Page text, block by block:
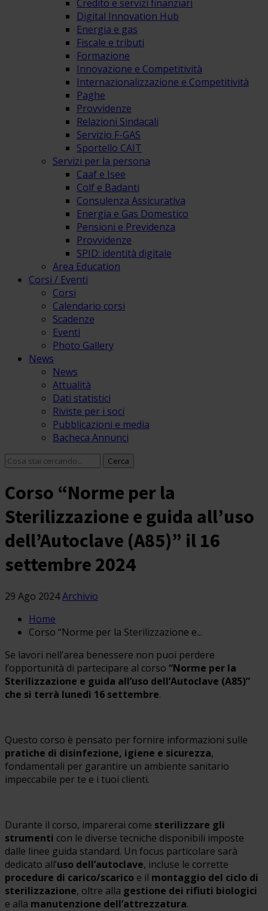
Credito e servizi finanziari
Digital Innovation Hub
Energia e gas
Fiscale e tributi
Formazione
Innovazione e Competitività
Internazionalizzazione e Competitività
Paghe
Provvidenze
Relazioni Sindacali
Servizio F-GAS
Sportello CAIT
Servizi per la persona
Caaf e Isee
Colf e Badanti
Consulenza Assicurativa
Energia e Gas Domestico
Pensioni e Previdenza
Provvidenze
SPID: identità digitale
Area Education
Corsi / Eventi
Corsi
Calendario corsi
Scadenze
Eventi
Photo Gallery
News
News
Attualità
Dati statistici
Riviste per i soci
Pubblicazioni e media
Bacheca Annunci
Corso “Norme per la
Sterilizzazione e guida all’uso
dell’Autoclave (A85)” il 16
settembre 2024
29 Ago 2024Archivio
Home
Corso “Norme per la Sterilizzazione e...
Se lavori nell’area benessere non puoi perdere
l’opportunità di partecipare al corso “Norme per la
Sterilizzazione e guida all’uso dell’Autoclave (A85)”
che si terrà lunedì 16 settembre.
Questo corso è pensato per fornire informazioni sulle
pratiche di disinfezione, igiene e sicurezza,
fondamentali per garantire un ambiente sanitario
impeccabile per te e i tuoi clienti.
Durante il corso, imparerai come sterilizzare gli
strumenti con le diverse tecniche disponibili imposte
dalle linee guida standard. Un focus particolare sarà
dedicato all’uso dell’autoclave, incluse le corrette
procedure di carico/scarico e il montaggio del ciclo di
sterilizzazione, oltre alla gestione dei rifiuti biologici
e alla manutenzione dell’attrezzatura.